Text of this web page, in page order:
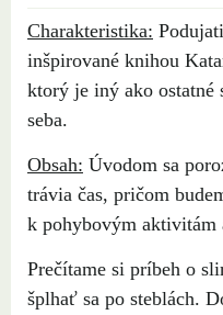
Charakteristika:
inšpirované knihou
ktorý je iný ako ostatné
seba.
Obsah: Úvodom sa
trávia čas, pričom
k pohybovým aktivitám
Prečítame si príbeh o
šplhať sa po steblách.